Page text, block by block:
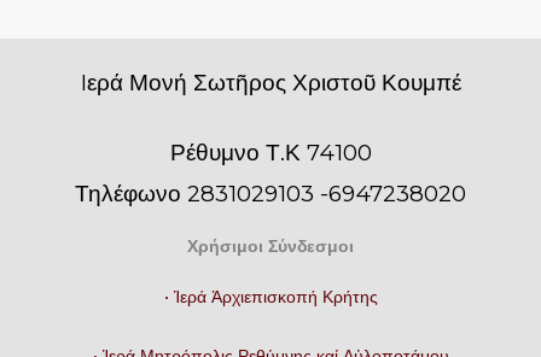
Iερά Μονή Σωτῆρος Χριστοῦ Κουμπέ
Ρέθυμνο Τ.Κ 74100
Τηλέφωνο 2831029103 -6947238020
Χρήσιμοι Σύνδεσμοι
• Ἱερά Ἀρχιεπισκοπή Κρήτης